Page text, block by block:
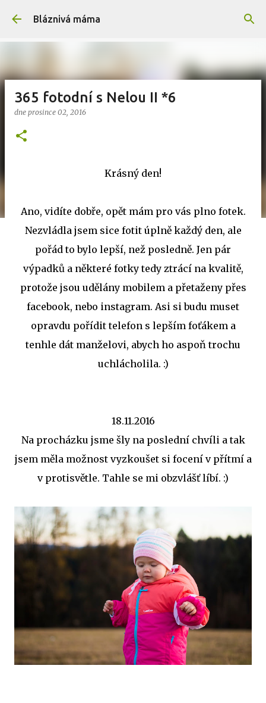
Přeskočit na hlavní obsah
Bláznivá máma
365 fotodní s Nelou II *6
dne prosince 02, 2016
Krásný den!
Ano, vidíte dobře, opět mám pro vás plno fotek.
Nezvládla jsem sice fotit úplně každý den, ale
pořád to bylo lepší, než posledně. Jen pár
výpadků a některé fotky tedy ztrácí na kvalitě,
protože jsou udělány mobilem a přetaženy přes
facebook, nebo instagram. Asi si budu muset
opravdu pořídit telefon s lepším foťákem a
tenhle dát manželovi, abych ho aspoň trochu
uchlácholila. :)
18.11.2016
Na procházku jsme šly na poslední chvíli a tak
jsem měla možnost vyzkoušet si focení v přítmí a
v protisvětle. Tahle se mi obzvlášť líbí. :)